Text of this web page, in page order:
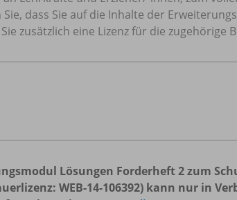
dass Sie auf die Inhalte der
zusätzlich eine Lizenz für die zugehörige
Lösungen Forderheft 2 zum
WEB-14-106392) kann nur in